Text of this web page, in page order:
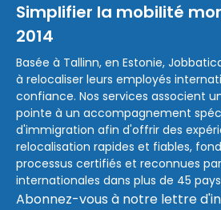
Simplifier la mobilité
2014
Basée à Tallinn, en Estonie,
à relocaliser leurs employés
confiance. Nos services associent
pointe à un accompagnement
d'immigration afin d'offrir des
relocalisation rapides et fiables,
processus certifiés et reconnues
internationales dans plus de 45
Abonnez-vous à notre lettre